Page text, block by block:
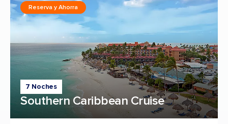
7 Noches
Southern Caribbean Cruise
Reserva y Ahorra